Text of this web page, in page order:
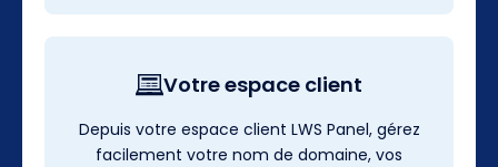
Votre espace client
Depuis votre espace client LWS Panel, gérez
facilement votre nom de domaine, vos